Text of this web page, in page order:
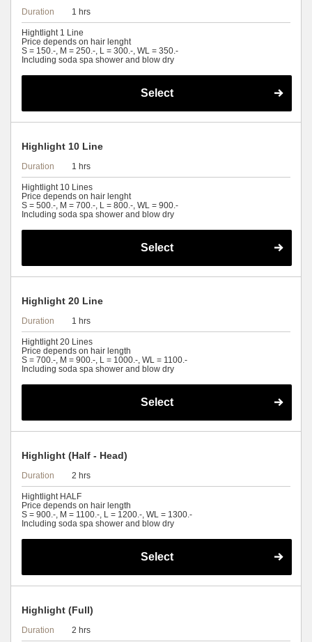
Duration 1 hrs
Hightlight 1 Line
Price depends on hair lenght
S = 150.-, M = 250.-, L = 300.-, WL = 350.-
Including soda spa shower and blow dry
Select
Highlight 10 Line
Duration 1 hrs
Hightlight 10 Lines
Price depends on hair lenght
S = 500.-, M = 700.-, L = 800.-, WL = 900.-
Including soda spa shower and blow dry
Select
Highlight 20 Line
Duration 1 hrs
Hightlight 20 Lines
Price depends on hair length
S = 700.-, M = 900.-, L = 1000.-, WL = 1100.-
Including soda spa shower and blow dry
Select
Highlight (Half - Head)
Duration 2 hrs
Hightlight HALF
Price depends on hair length
S = 900.-, M = 1100.-, L = 1200.-, WL = 1300.-
Including soda spa shower and blow dry
Select
Highlight (Full)
Duration 2 hrs